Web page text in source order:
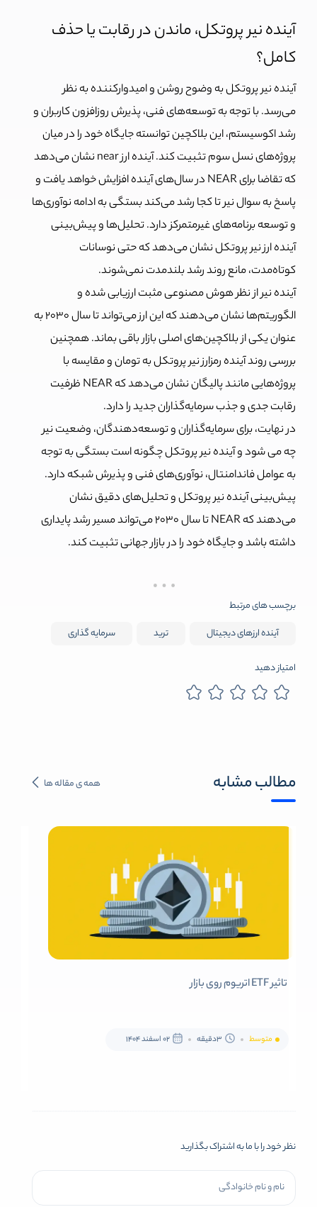
آینده نیر پروتکل، ماندن در رقابت یا حذف
کامل؟
آینده نیر پروتکل به وضوح روشن و امیدوارکننده به نظر
می‌رسد. با توجه به توسعه‌های فنی، پذیرش روزافزون کاربران و
رشد اکوسیستم، این بلاکچین توانسته جایگاه خود را در میان
پروژه‌های نسل سوم تثبیت کند. آینده ارز near نشان می‌دهد
که تقاضا برای NEAR در سال‌های آینده افزایش خواهد یافت و
پاسخ به سوال نیر تا کجا رشد می‌کند بستگی به ادامه نوآوری‌ها
و توسعه برنامه‌های غیرمتمرکز دارد. تحلیل‌ها و پیش‌بینی
آینده ارز نیر پروتکل نشان می‌دهد که حتی نوسانات
کوتاه‌مدت، مانع روند رشد بلندمدت نمی‌شوند.
آینده نیر از نظر هوش مصنوعی مثبت ارزیابی شده و
الگوریتم‌ها نشان می‌دهند که این ارز می‌تواند تا سال ۲۰۳۰ به
عنوان یکی از بلاکچین‌های اصلی بازار باقی بماند. همچنین
بررسی روند آینده رمزارز نیر پروتکل به تومان و مقایسه با
پروژه‌هایی مانند پالیگان نشان می‌دهد که NEAR ظرفیت
رقابت جدی و جذب سرمایه‌گذاران جدید را دارد.
در نهایت، برای سرمایه‌گذاران و توسعه‌دهندگان، وضعیت نیر
چه می شود و آینده نیر پروتکل چگونه است بستگی به توجه
به عوامل فاندامنتال، نوآوری‌های فنی و پذیرش شبکه دارد.
پیش‌بینی آینده نیر پروتکل و تحلیل‌های دقیق نشان
می‌دهند که NEAR تا سال ۲۰۳۰ می‌تواند مسیر رشد پایداری
داشته باشد و جایگاه خود را در بازار جهانی تثبیت کند.
برچسب های مرتبط
آینده ارزهای دیجیتال
ترید سرمایه گذاری
امتیاز دهید
مطالب مشابه همه ی مقاله ها
تاثیر ETF اتریوم روی بازار
متوسط 3دقیقه 02 اسفند 1404
نظر خود را با ما به اشتراک بگذارید